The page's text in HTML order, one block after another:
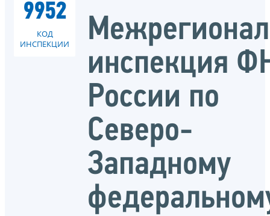
9952
КОД
ИНСПЕКЦИИ
инспекция
России по
Северо-
Западному